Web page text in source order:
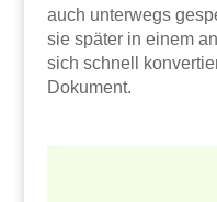
auch unterwegs
sie später in einem
sich schnell
Dokument.